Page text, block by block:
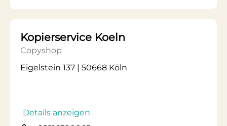
Kopierservice Koeln
Copyshop
Eigelstein 137 | 50668 Köln
Details anzeigen